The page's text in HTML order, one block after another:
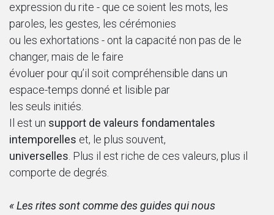
expression du rite - que ce soient les mots, les
paroles, les gestes, les cérémonies
ou les exhortations - ont la capacité non pas de le
changer, mais de le faire
évoluer pour qu’il soit compréhensible dans un
espace-temps donné et lisible par
les seuls initiés.
Il est un support de valeurs fondamentales
intemporelles et, le plus souvent,
universelles . Plus il est riche de ces valeurs, plus il
comporte de degrés.
« Les rites sont comme des guides qui nous